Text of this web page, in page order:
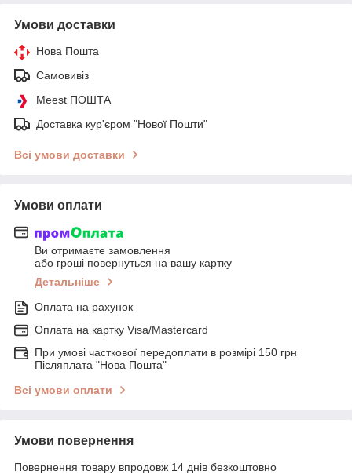
Умови доставки
Нова Пошта
Самовивіз
Meest ПОШТА
Доставка кур'єром "Нової Пошти"
Всі умови доставки
Умови оплати
Ви отримаєте замовлення
або гроші повернуться на вашу картку
Детальніше
Оплата на рахунок
Оплата на картку Visa/Mastercard
При умові часткової передоплати в розмірі 150 грн
Післяплата "Нова Пошта"
Всі умови оплати
Умови повернення
Повернення товару впродовж 14 днів безкоштовно